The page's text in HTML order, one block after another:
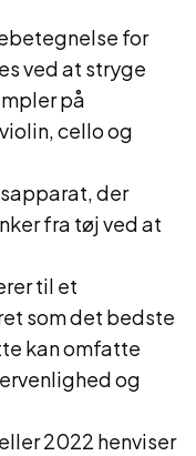
for
ved at stryge
på
cello og
der
fra tøj ved at
til et
som det bedste
kan omfatte
og
2022 henviser